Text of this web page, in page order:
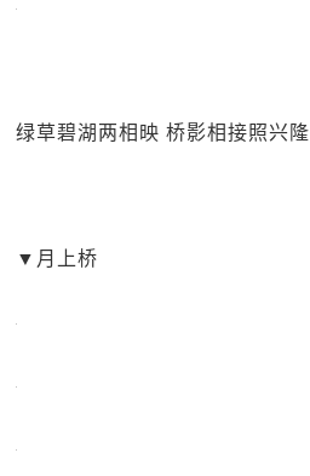
绿草碧湖两相映 桥影相接照兴隆
▼ 月上桥